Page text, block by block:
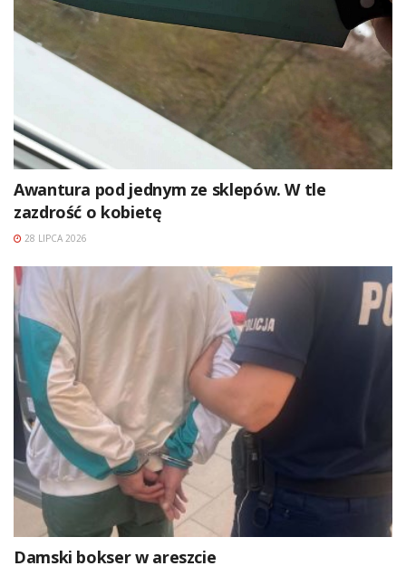
Awantura pod jednym ze sklepów. W tle
zazdrość o kobietę
28 LIPCA 2026
Damski bokser w areszcie